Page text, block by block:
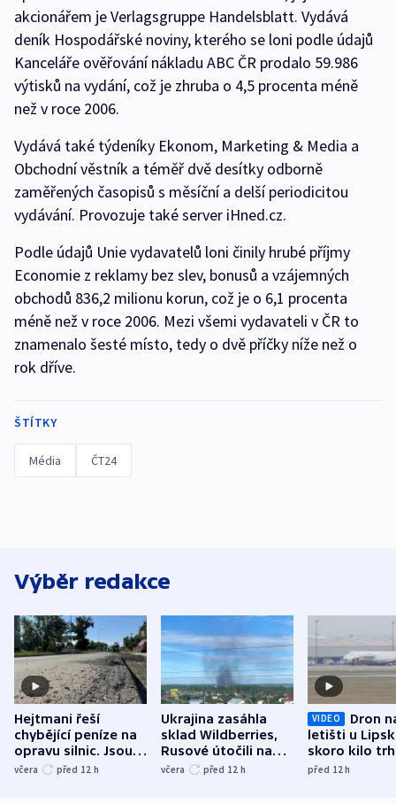
akcionářem je Verlagsgruppe Handelsblatt. Vydává
deník Hospodářské noviny, kterého se loni podle údajů
Kanceláře ověřování nákladu ABC ČR prodalo 59.986
výtisků na vydání, což je zhruba o 4,5 procenta méně
než v roce 2006.
Vydává také týdeníky Ekonom, Marketing & Media a
Obchodní věstník a téměř dvě desítky odborně
zaměřených časopisů s měsíční a delší periodicitou
vydávání. Provozuje také server iHned.cz.
Podle údajů Unie vydavatelů loni činily hrubé příjmy
Economie z reklamy bez slev, bonusů a vzájemných
obchodů 836,2 milionu korun, což je o 6,1 procenta
méně než v roce 2006. Mezi všemi vydavateli v ČR to
znamenalo šesté místo, tedy o dvě příčky níže než o
rok dříve.
ŠTÍTKY
Média ČT24
Výběr redakce
Hejtmani řeší
chybějící peníze na
opravu silnic. Jsou
nenárokové, namítá
včera před 12 h
Ukrajina zasáhla
sklad Wildberries,
Rusové útočili na
trh, hasiče či
včera před 12 h
VIDEO
Dron
letišti u
skoro kilo
indicie
před 12h